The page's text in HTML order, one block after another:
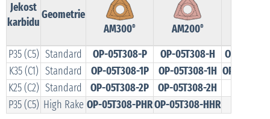
Jekost
karbidu
Geometrie
AM300® AM200®
P35 (C5) Standard OP-05T308-P OP-05T308-H
OP-
K35 (C1) Standard OP-05T308-1P OP-05T308-1H OP-
K25 (C2) Standard OP-05T308-2P OP-05T308-2H
P35 (C5) High Rake OP-05T308-PHROP-05T308-HHR